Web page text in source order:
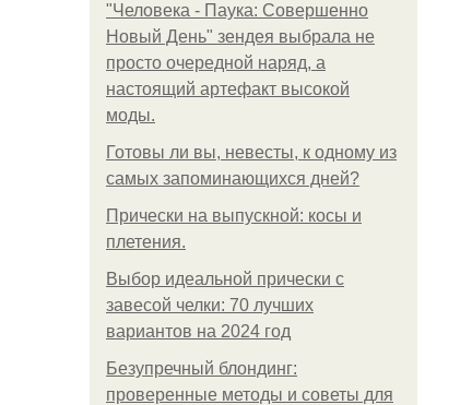
"Человека - Паука: Совершенно
Новый День" зендея выбрала не
просто очередной наряд, а
настоящий артефакт высокой
моды.
Готовы ли вы, невесты, к одному из
самых запоминающихся дней?
Прически на выпускной: косы и
плетения.
Выбор идеальной прически с
завесой челки: 70 лучших
вариантов на 2024 год
Безупречный блондинг:
проверенные методы и советы для